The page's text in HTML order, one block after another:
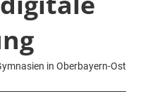
in Oberbayern-Ost